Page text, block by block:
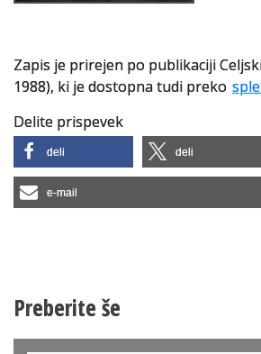
Zapis je prirejen po publikaciji
1988), ki je dostopna tudi preko
Delite prispevek
deli deli
e-mail
Preberite še